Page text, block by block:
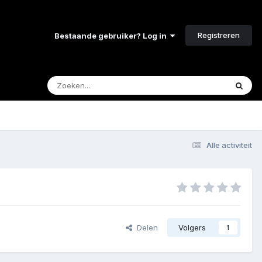
Bestaande gebruiker? Log in Registreren
Alle activiteit
Delen Volgers 1